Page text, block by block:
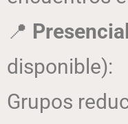
📍 Presencial
disponible):
Grupos